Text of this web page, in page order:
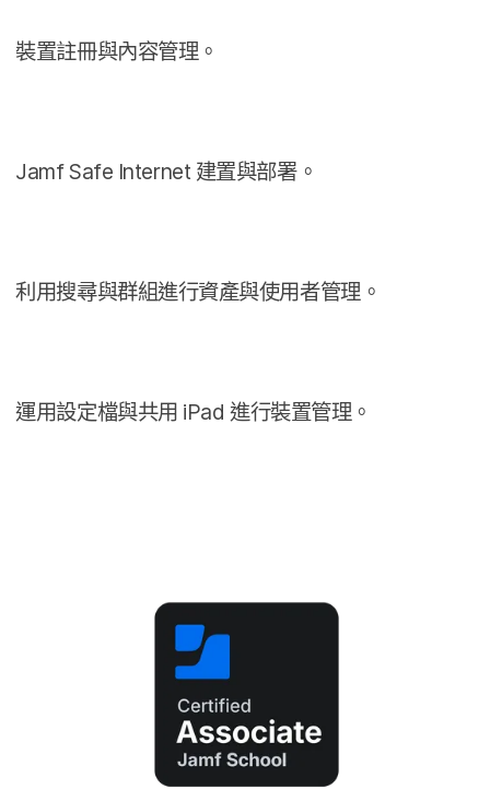
裝置​註冊​與​內容​管理。
Jamf Safe Internet 建置​與​部署。
利用​搜尋​與​群組​進行​資產​與​使用​者​管理。
運用​設定​檔​與​共用 iPad進行​裝置​管理。